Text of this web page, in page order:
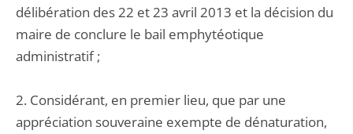
délibération des 22 et 23 avril 2013 et la décision du
maire de conclure le bail emphytéotique
administratif ;
2. Considérant, en premier lieu, que par une
appréciation souveraine exempte de dénaturation,